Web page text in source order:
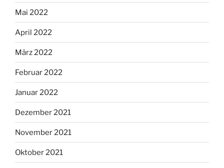
Mai 2022
April 2022
März 2022
Februar 2022
Januar 2022
Dezember 2021
November 2021
Oktober 2021